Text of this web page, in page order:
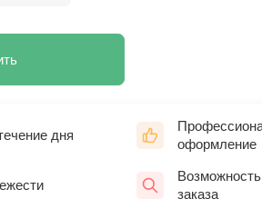
дня
оформление
заказа